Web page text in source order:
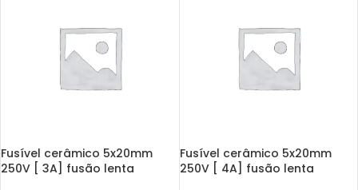
Fusível cerâmico 5x20mm
250V [ 3A] fusão lenta
Fusível cerâmico 5x20mm
250V [ 4A] fusão lenta